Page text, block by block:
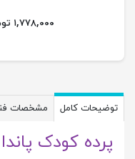
۱,۷۷۸,۰۰۰ تومان
توضیحات کامل مشخصات
پرده کودک پاندا